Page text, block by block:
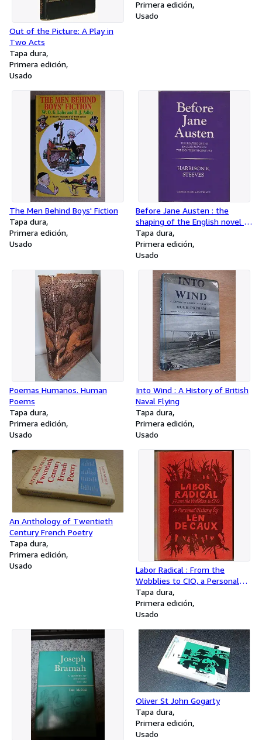
Out of the Picture: A Play in
Two Acts
Tapa dura
Primera edición
Usado
Primera edición
Usado
The Men Behind Boys' Fiction
Tapa dura
Primera edición
Usado
Before Jane Austen : the
shaping of the English novel in
the eighteenth century
Tapa dura
Primera edición
Usado
Poemas Humanos. Human
Poems
Tapa dura
Primera edición
Usado
Into Wind : A History of British
Naval Flying
Tapa dura
Primera edición
Usado
An Anthology of Twentieth
Century French Poetry
Tapa dura
Primera edición
Usado
Labor Radical : From the
Wobblies to CIO, a Personal
History
Tapa dura
Primera edición
Usado
Oliver St John Gogarty
Tapa dura
Primera edición
Usado